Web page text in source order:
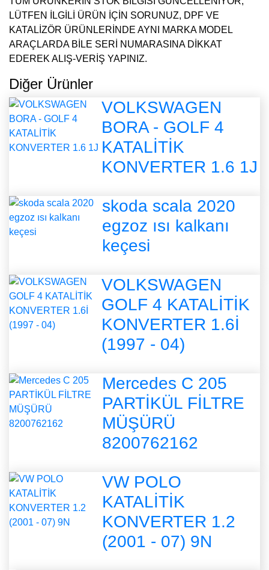
LÜTFEN İLGİLİ ÜRÜN İÇİN SORUNUZ, DPF VE
KATALİZÖR ÜRÜNLERİNDE AYNI MARKA MODEL
ARAÇLARDA BİLE SERİ NUMARASINA DİKKAT
EDEREK ALIŞ-VERİŞ YAPINIZ.
Diğer Ürünler
VOLKSWAGEN
BORA - GOLF 4
KATALİTİK
KONVERTER 1.6 1J
skoda scala 2020
egzoz ısı kalkanı
keçesi
VOLKSWAGEN
GOLF 4 KATALİTİK
KONVERTER 1.6İ
(1997 - 04)
Mercedes C 205
PARTİKÜL FİLTRE
MÜŞÜRÜ
8200762162
VW POLO
KATALİTİK
KONVERTER 1.2
(2001 - 07) 9N